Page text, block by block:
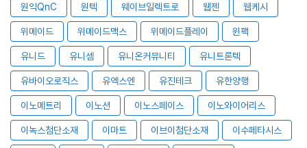
원익QnC 원텍 웨이브일렉트로 웹젠 웹케시
위메이드 위메이드맥스 위메이드플레이 윈팩
유니드 유니셈 유니온커뮤니티 유니트론텍
유바이오로직스 유엑스엔 유진테크 유한양행
이노메트리 이노션 이노스페이스 이노와이어리스
이녹스첨단소재 이마트 이브이첨단소재 이수페타시스